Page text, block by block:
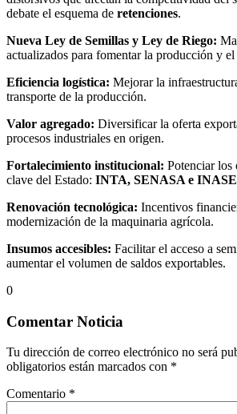
debate el esquema de retenciones.
Nueva Ley de Semillas y Ley de Riego:
actualizados para fomentar la producción y
Eficiencia logística: Mejorar la
transporte de la producción.
Valor agregado: Diversificar la oferta
procesos industriales en origen.
Fortalecimiento institucional: Potenciar los
clave del Estado: INTA, SENASA e INASE
Renovación tecnológica: Incentivos
modernización de la maquinaria agrícola.
Insumos accesibles: Facilitar el acceso a
aumentar el volumen de saldos exportables.
0
Comentar Noticia
Tu dirección de correo electrónico no será
obligatorios están marcados con *
Comentario *